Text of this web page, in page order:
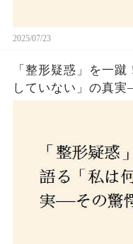
2025/07/23
「整形疑惑」を一
していない」の真